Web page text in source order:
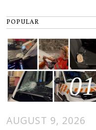
POPULAR
01
AUGUST 9, 2026